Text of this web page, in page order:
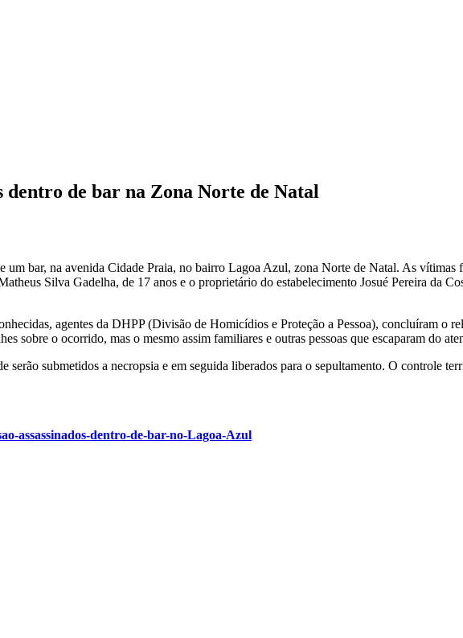
dentro de bar na Zona Norte de Natal
um bar, na avenida Cidade Praia, no bairro Lagoa Azul, zona Norte de Natal. As
Silva Gadelha, de 17 anos e o proprietário do estabelecimento Josué Pereira da
agentes da DHPP (Divisão de Homicídios e Proteção a Pessoa), concluíram o
sobre o ocorrido, mas o mesmo assim familiares e outras pessoas que escaparam do
serão submetidos a necropsia e em seguida liberados para o sepultamento. O controle
assassinados-dentro-de-bar-no-Lagoa-Azul